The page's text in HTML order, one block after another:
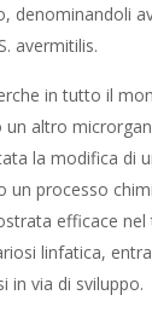
denominandoli
avermitilis.
in tutto il
altro
la modifica di
un processo
efficace
linfatica,
in via di sviluppo.